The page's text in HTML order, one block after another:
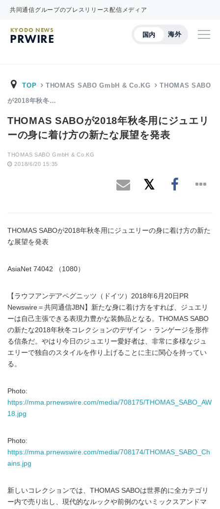
共同通信グループのプレスリリース配信メディア
国内 海外
KYODO NEWS
PRWIRE
TOP THOMAS SABO GmbH & Co.KG THOMAS SABO
が2018年秋冬…
THOMAS SABOが2018年秋冬用にジュエリ
ーの身に着け方の新たな展望を発表
THOMAS SABO GmbH & Co.KG
2018/6/20 15:35
THOMAS SABOが2018年秋冬用にジュエリーの身に着け方の新た
な展望を発表
AsiaNet 74042 （1080）
【ラウフアンデアペグニッツ（ドイツ）2018年6月20日PR
Newswire＝共同通信JBN】新たな身に着け方をすれば、ジュエリ
ーは自己主張できる表現力豊かな装飾品となる。THOMAS SABO
の新たな2018年秋冬コレクションのデザイン・ランゲージを形作
る信条だ。やはり今日のジュエリー愛好者は、非常に多様なジュ
エリーで独自のスタイルを作り上げることに主に関心を持ってい
る。
Photo:
https://mma.prnewswire.com/media/708175/THOMAS_SABO_AW
18.jpg
Photo:
https://mma.prnewswire.com/media/708174/THOMAS_SABO_Ch
ains.jpg
新しいコレクションでは、THOMAS SABOは世界的に全カテゴリ
ー内で売り出し、現代的なルックや前例のないミックスアンドマ